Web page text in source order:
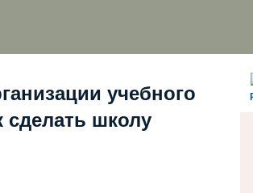
учебного
сделать школу